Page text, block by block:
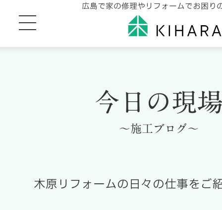
広島で家の修理やリフォームでお困り
今日の現
～施工ブログ～
木原リフォームの日々の仕事をご